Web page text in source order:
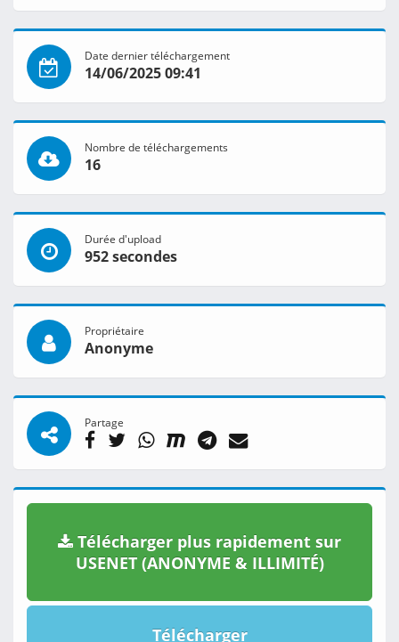
Date dernier téléchargement
14/06/2025 09:41
Nombre de téléchargements
16
Durée d'upload
952 secondes
Propriétaire
Anonyme
Partage
Télécharger plus rapidement sur
USENET (ANONYME & ILLIMITÉ)
Télécharger